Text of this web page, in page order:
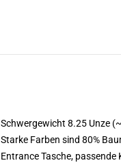
Schwergewicht 8.25 Unze
Starke Farben sind 80%
Entrance Tasche,